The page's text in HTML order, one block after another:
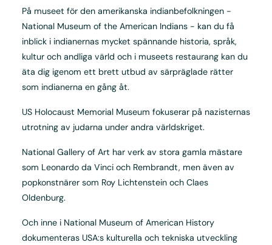
På museet för den amerikanska indianbefolkningen -
National Museum of the American Indians - kan du få
inblick i indianernas mycket spännande historia, språk,
kultur och andliga värld och i museets restaurang kan du
äta dig igenom ett brett utbud av särpräglade rätter
som indianerna en gång åt.
US Holocaust Memorial Museum fokuserar på nazisternas
utrotning av judarna under andra världskriget.
National Gallery of Art har verk av stora gamla mästare
som Leonardo da Vinci och Rembrandt, men även av
popkonstnärer som Roy Lichtenstein och Claes
Oldenburg.
Och inne i National Museum of American History
dokumenteras USA:s kulturella och tekniska utveckling